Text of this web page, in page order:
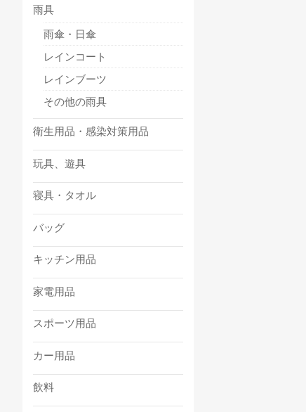
雨具
雨傘・日傘
レインコート
レインブーツ
その他の雨具
衛生用品・感染対策用品
玩具、遊具
寝具・タオル
バッグ
キッチン用品
家電用品
スポーツ用品
カー用品
飲料